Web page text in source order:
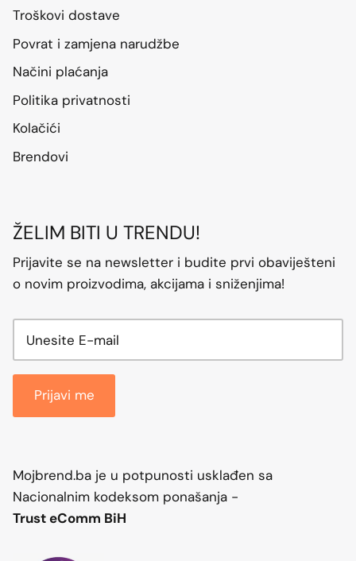
Troškovi dostave
Povrat i zamjena narudžbe
Načini plaćanja
Politika privatnosti
Kolačići
Brendovi
ŽELIM BITI U TRENDU!
Prijavite se na newsletter i budite prvi obaviješteni
o novim proizvodima, akcijama i sniženjima!
Prijavi me
Mojbrend.ba je u potpunosti usklađen sa
Nacionalnim kodeksom ponašanja -
Trust eComm BiH